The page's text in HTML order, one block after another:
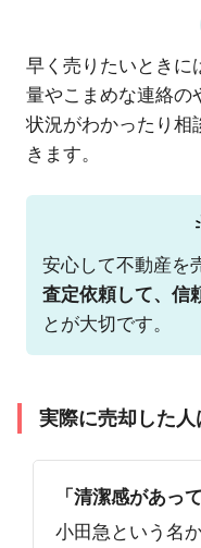
早く売りたいときに
量やこまめな連絡の
状況がわかったり相
きます。
安心して不動産を
査定依頼して、信
とが大切です。
実際に売却した
「清潔感があっ
小田急という名